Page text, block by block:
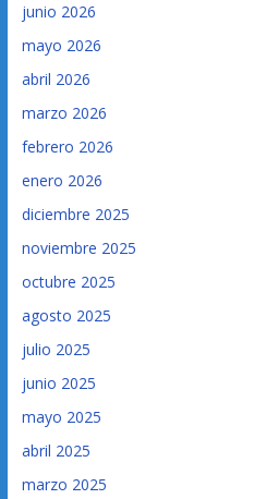
junio 2026
mayo 2026
abril 2026
marzo 2026
febrero 2026
enero 2026
diciembre 2025
noviembre 2025
octubre 2025
agosto 2025
julio 2025
junio 2025
mayo 2025
abril 2025
marzo 2025